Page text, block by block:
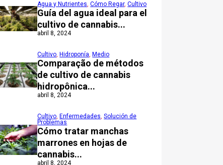
Guía del agua ideal para el
cultivo de cannabis...
Agua y Nutrientes,Cómo Regar,Cultivo
abril 8, 2024
Comparação de métodos
de cultivo de cannabis
hidropônica...
Cultivo, Hidroponía, Medio
abril 8, 2024
Cómo tratar manchas
marrones en hojas de
cannabis...
Cultivo, Enfermedades,Solución de
Problemas
abril 8, 2024